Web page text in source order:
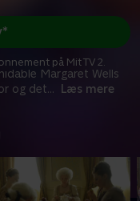
Margaret Wells
og det... Læs mere
på Mit TV 2.